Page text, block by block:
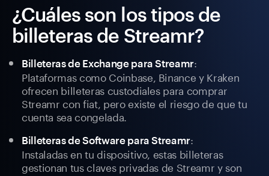
¿Cuáles son los tipos de
billeteras de Streamr?
Billeteras de Exchange para Streamr:
Plataformas como Coinbase, Binance y Kraken
ofrecen billeteras custodiales para comprar
Streamr con fiat, pero existe el riesgo de que tu
cuenta sea congelada.
Billeteras de Software para Streamr:
Instaladas en tu dispositivo, estas billeteras
gestionan tus claves privadas de Streamr y son